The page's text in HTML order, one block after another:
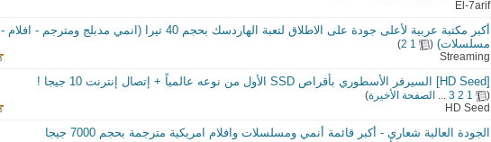
El-7arif
أكبر مكتبة عربية لأعلى جودة على الاطلاق لتعبة الهاردسك بحجم 40 تيرا (انمي مدبلج ومترجم - افلام -
مسلسلات) (
1
2
)
Streaming
[HD Seed] السيرفر الأسطوري بأقراص SSD الأول من نوعه عالمياً + إتصال إنترنت 10 جيجا !
(
1
2
3
... الصفحة الأخيرة)
HD Seed
الجودة العالية شعاري - أكبر قائمة أنمي ومسلسلات وافلام امريكية مترجمة بحجم 7000 جيجا